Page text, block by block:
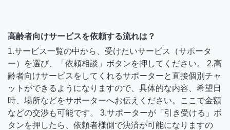
高齢者向けサービスを依頼する流れは？
1.サービス一覧の中から、受けたいサービス（サポータ
ー）を選び、「依頼相談」ボタンを押してください。 2.高
齢者向けサービスをしてくれるサポーターと直接個別チャ
ットができるようになりますので、具体的な内容、希望日
時、場所などをサポーターへお伝えください。ここで金額
などの交渉も可能です。 3.サポーターが「引き受ける」ボ
タンを押したら、依頼者様側で決済が可能になりますの